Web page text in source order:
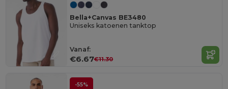
Bella+Canvas BE3480
Uniseks katoenen tanktop
Vanaf:
€6.67€11.30
-55%